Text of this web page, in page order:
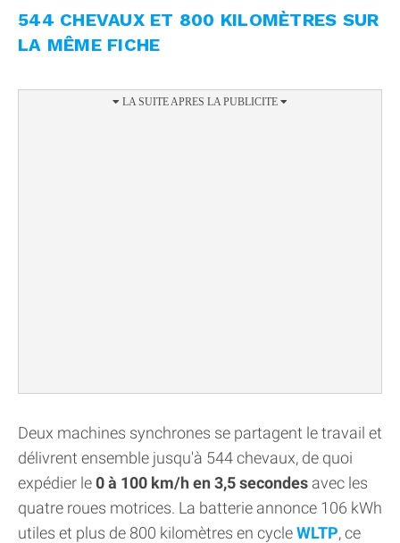
544 CHEVAUX ET 800 KILOMÈTRES SUR
LA MÊME FICHE
Deux machines synchrones se partagent le travail et
délivrent ensemble jusqu'à 544 chevaux, de quoi
expédier le0 à 100 km/h en 3,5 secondes avec les
quatre roues motrices. La batterie annonce 106 kWh
utiles et plus de 800 kilomètres en cycleWLTP, ce